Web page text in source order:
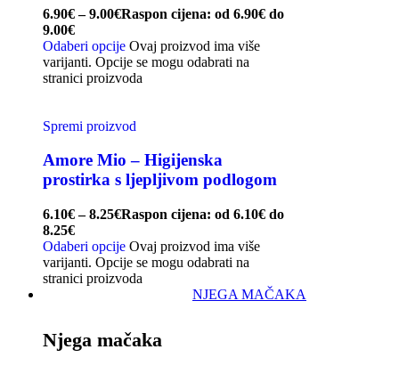
6.90€ – 9.00€Raspon cijena: od 6.90€ do
9.00€
Odaberi opcije Ovaj proizvod ima više
varijanti. Opcije se mogu odabrati na
stranici proizvoda
Spremi proizvod
Amore Mio – Higijenska
prostirka s ljepljivom podlogom
6.10€ – 8.25€Raspon cijena: od 6.10€ do
8.25€
Odaberi opcije Ovaj proizvod ima više
varijanti. Opcije se mogu odabrati na
stranici proizvoda
NJEGA MAČAKA
Njega mačaka